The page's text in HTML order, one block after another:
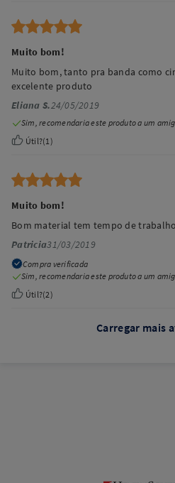
Muito bom!
Muito bom, tanto pra banda como
excelente produto
Eliana S.24/05/2019
Sim, recomendaria este produto a um
Útil?(1)
Muito bom!
Bom material tem tempo de
Patricia31/03/2019
Compra verificada
Sim, recomendaria este produto a um
Útil?(2)
Carregar mais